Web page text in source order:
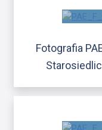
Fotografia